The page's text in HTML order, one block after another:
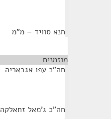
חנא סוויד – מ"מ
מוזמנים
חה"כ עפו אגבאריה
חה"כ ג'מאל זחאלקה